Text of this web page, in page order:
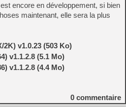
encore en développement, si bien
maintenant, elle sera la plus
2K) v1.0.23 (503 Ko)
v1.1.2.8 (5.1 Mo)
v1.1.2.8 (4.4 Mo)
0 commentaire